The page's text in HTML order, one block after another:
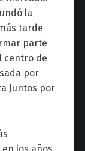
la
tarde
parte
centro de
por
Juntos por